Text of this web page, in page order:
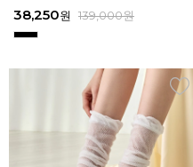
45,900원 159,000원
38,250원 139,000원
28,720원 159,000원
31,920원 169,000원
45,900원 159,000원
38,250원 139,000원